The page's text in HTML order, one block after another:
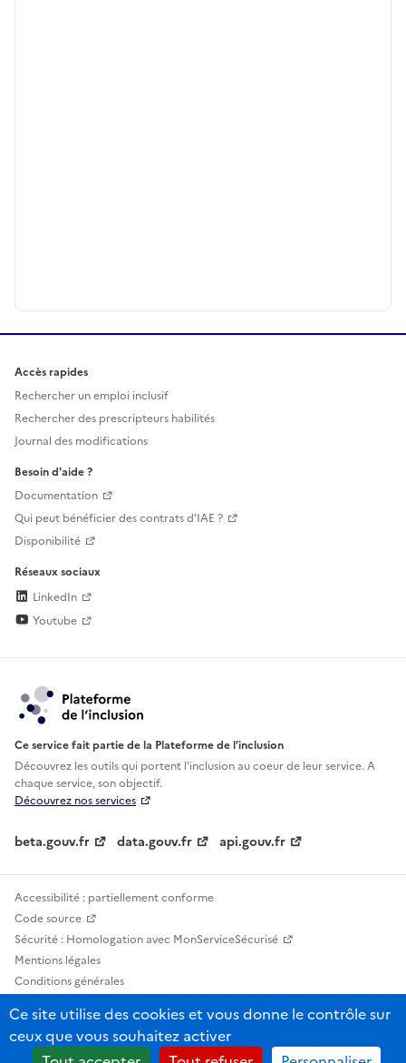
Accès rapides
Rechercher un emploi inclusif
Rechercher des prescripteurs habilités
Journal des modifications
Besoin d'aide ?
Documentation
Qui peut bénéficier des contrats d'IAE ?
Disponibilité
Réseaux sociaux
LinkedIn
Youtube
Ce service fait partie de la Plateforme de l’inclusion
Découvrez les outils qui portent l'inclusion aucoeur de leur service. A
chaque service, son objectif.
Découvrez nos services
beta.gouv.fr data.gouv.fr api.gouv.fr
Accessibilité : partiellement conforme
Code source
Sécurité : Homologation avec MonServiceSécurisé
Mentions légales
Conditions générales
Statistiques, lexiques et indicateurs
Sauf mention contraire, tous les contenus de ce site sont sous licence
Ce site utilise des cookies et vous donne le contrôle sur
ceux que vous souhaitez activer